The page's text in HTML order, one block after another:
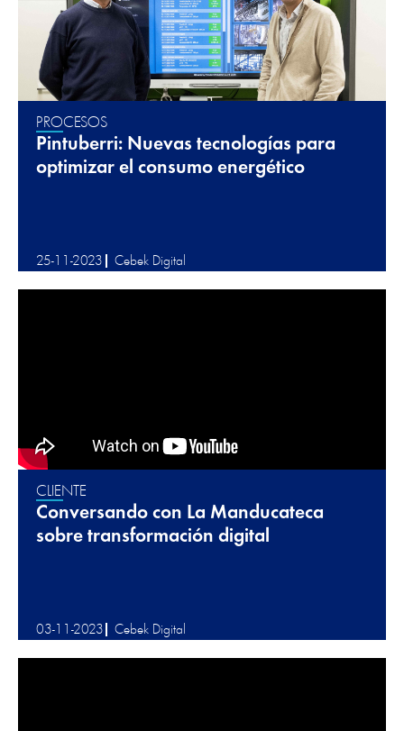
PROCESOS
Pintuberri: Nuevas tecnologías para
optimizar el consumo energético
25-11-2023 Cebek Digital
CLIENTE
Conversando con La Manducateca
sobre transformación digital
03-11-2023 Cebek Digital